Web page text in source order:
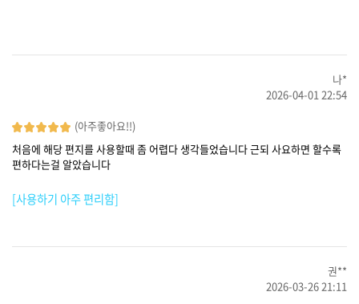
나*
2026-04-01 22:54
(아주좋아요!!)
처음에 해당 편지를 사용할때 좀 어렵다 생각들었습니다 근되 사요하면 할수록
편하다는걸 알았습니다
[사용하기 아주 편리함]
권**
2026-03-26 21:11